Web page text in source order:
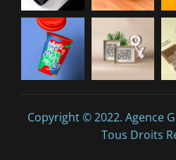
Copyright © 2022. Agence
Tous Droits